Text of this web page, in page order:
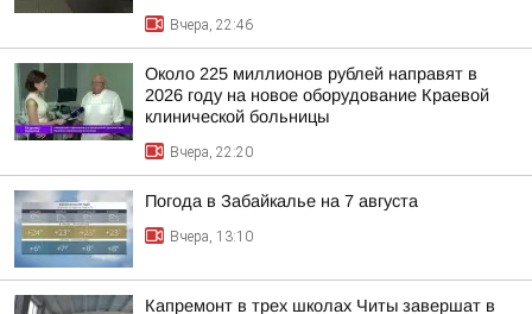
Вчера, 22:46
Около 225 миллионов рублей направят в
2026 году на новое оборудование Краевой
клинической больницы
Вчера, 22:20
Погода в Забайкалье на 7 августа
Вчера, 13:10
Капремонт в трех школах Читы завершат в